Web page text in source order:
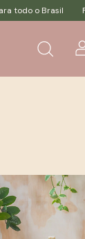
o Brasil Feito